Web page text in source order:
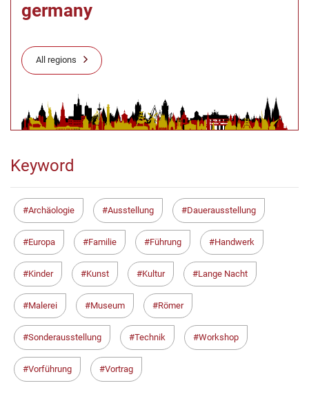
germany
All regions
Keyword
Archäologie Ausstellung Dauerausstellung
Europa Familie Führung Handwerk
Kinder Kunst Kultur Lange Nacht
Malerei Museum Römer
Sonderausstellung Technik Workshop
Vorführung Vortrag